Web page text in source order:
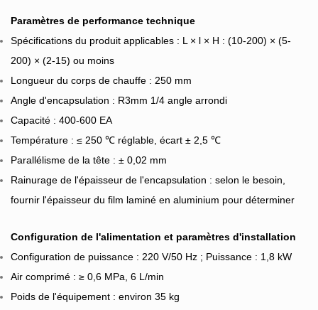
Paramètres de performance technique
Spécifications du produit applicables : L × l × H : (10-200) × (5-
200) × (2-15) ou moins
Longueur du corps de chauffe : 250 mm
Angle d'encapsulation : R3mm 1/4 angle arrondi
Capacité : 400-600 EA
Température : ≤ 250 ℃ réglable, écart ± 2,5 ℃
Parallélisme de la tête : ± 0,02 mm
Rainurage de l'épaisseur de l'encapsulation : selon le besoin,
fournir l'épaisseur du film laminé en aluminium pour déterminer
Configuration de l'alimentation et paramètres d'installation
Configuration de puissance : 220 V/50 Hz ; Puissance : 1,8 kW
Air comprimé : ≥ 0,6 MPa, 6 L/min
Poids de l'équipement : environ 35 kg